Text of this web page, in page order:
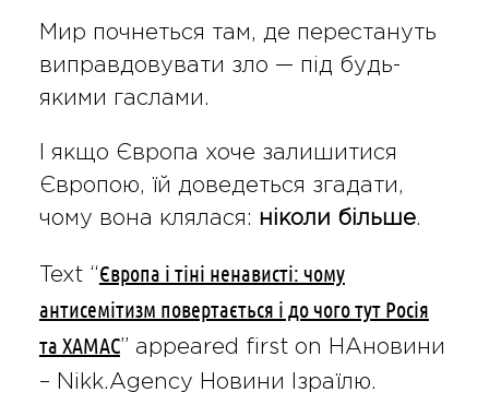
Мир почнеться там, де перестануть
виправдовувати зло — під будь-
якими гаслами.
І якщо Європа хоче залишитися
Європою, їй доведеться згадати,
чому вона клялася: ніколи більше.
Text “Європа і тіні ненависті: чому
антисемітизм повертається і до чого тут Росія
та ХАМАС” appeared first on НАновини
– Nikk.Agency Новини Ізраїлю.